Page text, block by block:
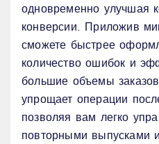
одновременно улучшая
конверсии. Приложив
сможете быстрее
количество ошибок и
большие объемы
упрощает операции
позволяя вам легко
повторными выпусками